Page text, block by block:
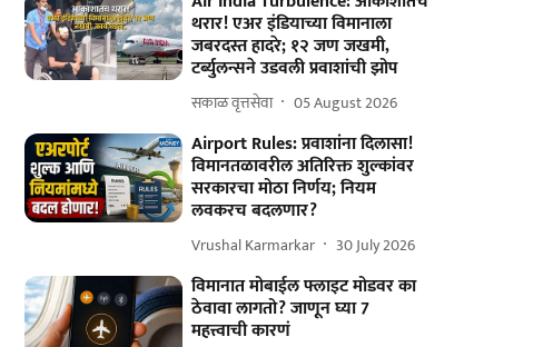
थरार! एअर इंडियाच्या विमानाला
जबरदस्त हादरे; १२ जण जखमी,
टर्ब्युलन्सने उडवली प्रवाशांची झोप
सकाळ वृत्तसेवा 05 August 2026
Airport Rules: प्रवाशांना दिलासा!
विमानतळावरील अतिरिक्त शुल्कांवर
सरकारचा मोठा निर्णय; नियम
लवकरच बदलणार?
Vrushal Karmarkar 30 July 2026
विमानात मोबाईल फ्लाइट मोडवर का
ठेवावा लागतो? जाणून घ्या 7
महत्त्वाची कारणं